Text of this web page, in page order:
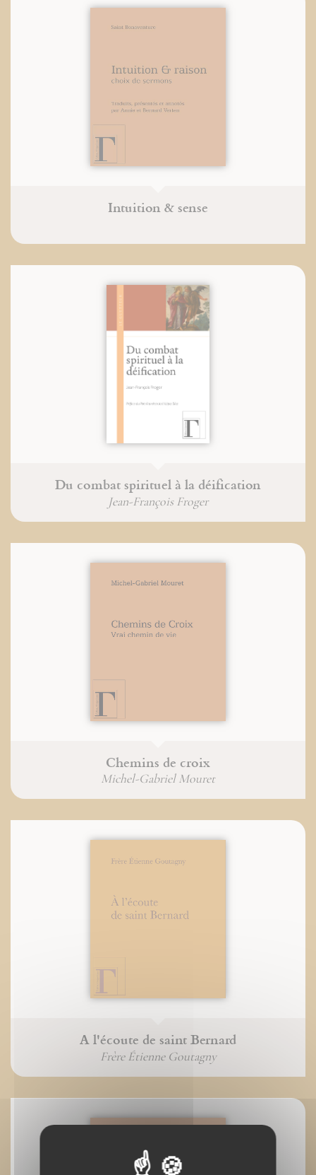
Intuition & sense
Du combat spirituel à la déification
Jean-François Froger
Chemins de croix
Michel-Gabriel Mouret
A l'écoute de saint Bernard
Frère Étienne Goutagny